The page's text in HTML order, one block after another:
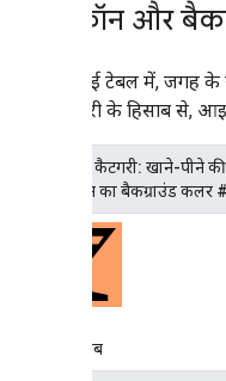
आइकॉन और
यहां दी गई टेबल में, जगह
की कैटगरी के हिसाब से,
जगह की कैटगरी: खाने-पीने
(आइकॉन का बैकग्राउंड कलर
नाइट क्लब